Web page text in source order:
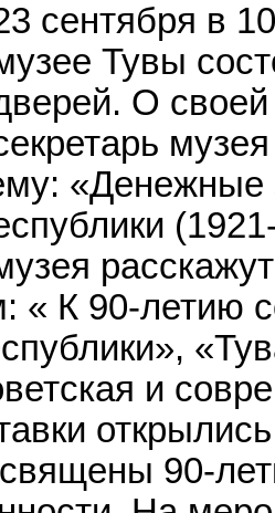
сентября в
Тувы
О своей
«Денежные
« К 90-летию
и
90-